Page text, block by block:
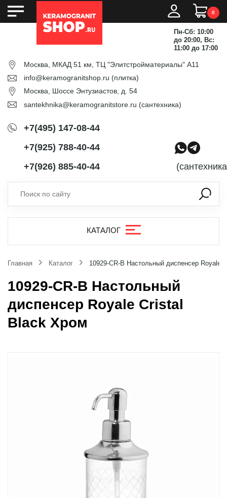
0
Пн-Сб: 10:00
до 20:00, Вс:
11:00 до 17:00
Москва, МКАД 51 км, ТЦ "Элитстройматериалы" А11
info@keramogranitshop.ru (плитка)
Москва, Шоссе Энтузиастов, д. 54
santekhnika@keramogranitstore.ru (сантехника)
+7(495) 147-08-44
+7(925) 788-40-44
+7(926) 885-40-44
КАТАЛОГ
Главная Каталог 10929-CR-B Настольный диспенсер Royale
10929-CR-B Настольный
диспенсер Royale Cristal
Black Хром